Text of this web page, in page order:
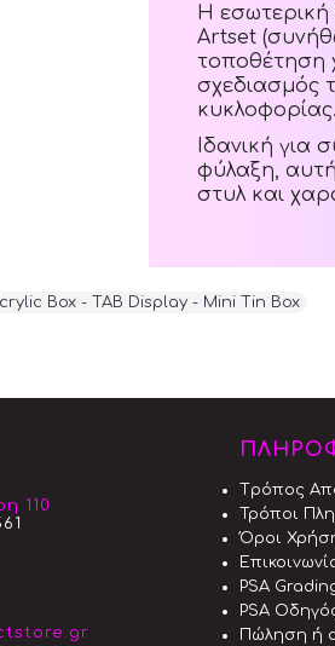
Η εσωτερική
Artset
τοποθέτηση
σχεδιασμός
κυκλοφορίας.
Ιδανική για
φύλαξη,
στυλ και
Box - TAB Display - Mini Tin Box
110
Tρόπος
Τρόποι
Όροι
PSA
PSA
Πώληση ή